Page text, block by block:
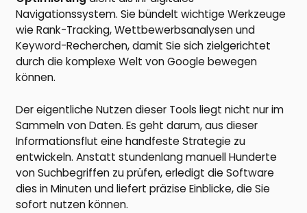
Navigationssystem. Sie bündelt wichtige Werkzeuge
wie Rank-Tracking, Wettbewerbsanalysen und
Keyword-Recherchen, damit Sie sich zielgerichtet
durch die komplexe Welt von Google bewegen
können.
Der eigentliche Nutzen dieser Tools liegt nicht nur im
Sammeln von Daten. Es geht darum, aus dieser
Informationsflut eine handfeste Strategie zu
entwickeln. Anstatt stundenlang manuell Hunderte
von Suchbegriffen zu prüfen, erledigt die Software
dies in Minuten und liefert präzise Einblicke, die Sie
sofort nutzen können.